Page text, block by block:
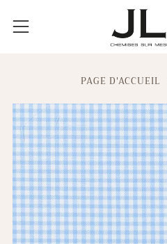
Menu
PAGE D'ACCUEIL